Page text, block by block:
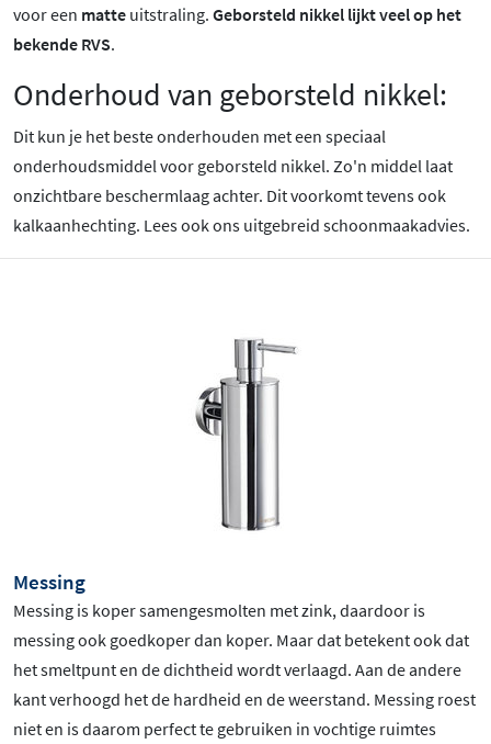
voor een matte uitstraling. Geborsteld nikkel lijkt veel op het
bekende RVS.
Onderhoud van geborsteld nikkel:
Dit kun je het beste onderhouden met een speciaal
onderhoudsmiddel voor geborsteld nikkel. Zo'n middel laat
onzichtbare beschermlaag achter. Dit voorkomt tevens ook
kalkaanhechting. Lees ook ons uitgebreid schoonmaakadvies.
Messing
Messing is koper samengesmolten met zink, daardoor is
messing ook goedkoper dan koper. Maar dat betekent ook dat
het smeltpunt en de dichtheid wordt verlaagd. Aan de andere
kant verhoogd het de hardheid en de weerstand. Messing roest
niet en is daarom perfect te gebruiken in vochtige ruimtes